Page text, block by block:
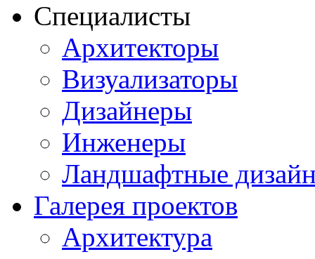
Специалисты
Архитекторы
Визуализаторы
Дизайнеры
Инженеры
Ландшафтные
Галерея проектов
Архитектура